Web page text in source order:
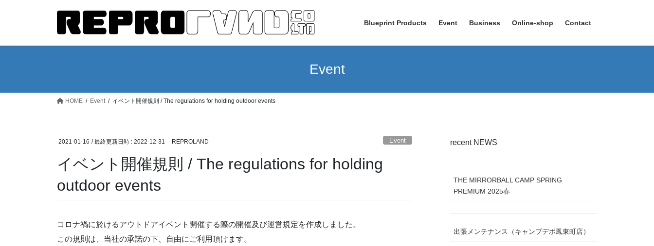
Blueprint Products Event Business Online-shop Contact
Event
HOME Event イベント開催規則 / The regulations for holding outdoor events
2021-01-16 / 最終更新日時 : 2022-12-31 REPROLAND Event
イベント開催規則 / The regulations for holding
outdoor events
コロナ禍に於けるアウトドアイベント開催する際の開催及び運営規定を作成しました。
この規則は、当社の承諾の下、自由にご利用頂けます。
recent NEWS
THE MIRRORBALL CAMP SPRING
PREMIUM 2025春
出張メンテナンス（キャンプデポ鳳東町店）